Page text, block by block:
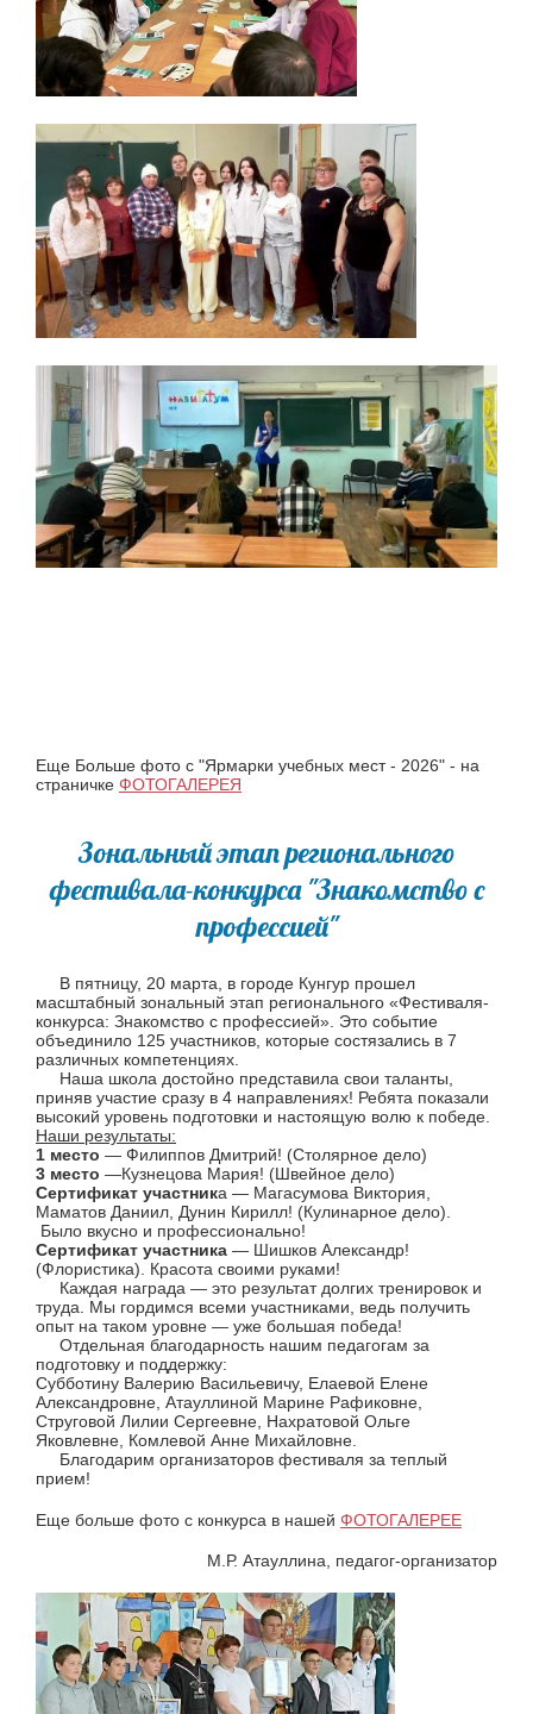
Еще Больше фото с "Ярмарки учебных мест - 2026" - на
страничке ФОТОГАЛЕРЕЯ
Зональный этап регионального
фестивала-конкурса "Знакомство с
профессией"
В пятницу, 20 марта, в городе Кунгур прошел
масштабный зональный этап регионального «Фестиваля-
конкурса: Знакомство с профессией». Это событие
объединило 125 участников, которые состязались в 7
различных компетенциях.
Наша школа достойно представила свои таланты,
приняв участие сразу в 4 направлениях! Ребята показали
высокий уровень подготовки и настоящую волю к победе.
Наши результаты:
1 место — Филиппов Дмитрий! (Столярное дело)
3 место —Кузнецова Мария! (Швейное дело)
Сертификат участника — Магасумова Виктория,
Маматов Даниил, Дунин Кирилл! (Кулинарное дело).
Было вкусно и профессионально!
Сертификат участника — Шишков Александр!
(Флористика). Красота своими руками!
Каждая награда — это результат долгих тренировок и
труда. Мы гордимся всеми участниками, ведь получить
опыт на таком уровне — уже большая победа!
Отдельная благодарность нашим педагогам за
подготовку и поддержку:
Субботину Валерию Васильевичу, Елаевой Елене
Александровне, Атауллиной Марине Рафиковне,
Струговой Лилии Сергеевне, Нахратовой Ольге
Яковлевне, Комлевой Анне Михайловне.
Благодарим организаторов фестиваля за теплый
прием!
Еще больше фото с конкурса в нашей ФОТОГАЛЕРЕЕ
М.Р. Атауллина, педагог-организатор